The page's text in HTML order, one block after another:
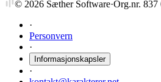
© 2026 Sæther Software·Org.nr. 837
·
Personvern
·
Informasjonskapsler
·